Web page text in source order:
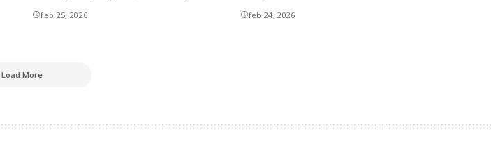
feb 25, 2026 feb 24, 2026
Load More